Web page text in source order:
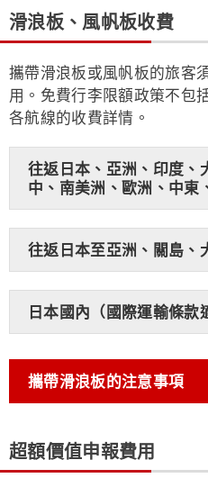
滑浪板、風帆板收費
攜帶滑浪板或風帆板的旅客
用。免費行李限額政策不包
各航線的收費詳情。
往返日本、亞洲、印度、
中、南美洲、歐洲、中東
往返日本至亞洲、關島、
日本國內（國際運輸條款
攜帶滑浪板的注意事項
超額價值申報費用